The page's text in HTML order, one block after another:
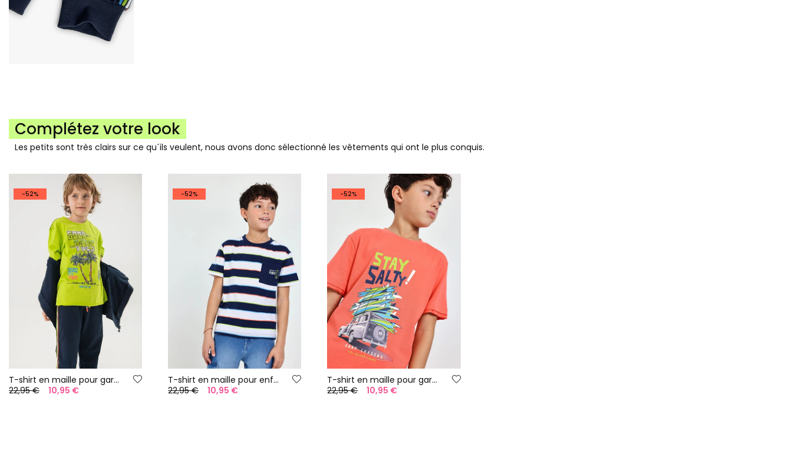
Complétez votre look
Les petits sont très clairs sur ce qu´ils veulent, nous avons donc sélectionné les vêtements qui ont le plus conquis.
-52%
T-shirt en maille pour garçon de couleur verte
22,95 €
10,95 €
-52%
T-shirt en maille pour enfant avec motif à rayures bleu, vert et rouge.
22,95 €
10,95 €
-52%
T-shirt en maille pour garçon de couleur rouge
22,95 €
10,95 €